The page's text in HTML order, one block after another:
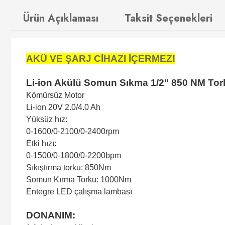
Ürün Açıklaması Taksit Seçenekleri
AKÜ VE ŞARJ CİHAZI İÇERMEZ!
Li-ion Akülü Somun Sıkma 1/2" 850 NM
Kömürsüz Motor
Li-ion 20V 2.0/4.0 Ah
Yüksüz hız:
0-1600/0-2100/0-2400rpm
Etki hızı:
0-1500/0-1800/0-2200bpm
Sıkıştırma torku: 850Nm
Somun Kırma Torku: 1000Nm
Entegre LED çalışma lambası
DONANIM: